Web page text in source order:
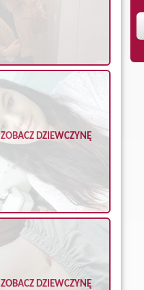
ZOBACZ DZIEWCZYNĘ
ZOBACZ DZIEWCZYNĘ